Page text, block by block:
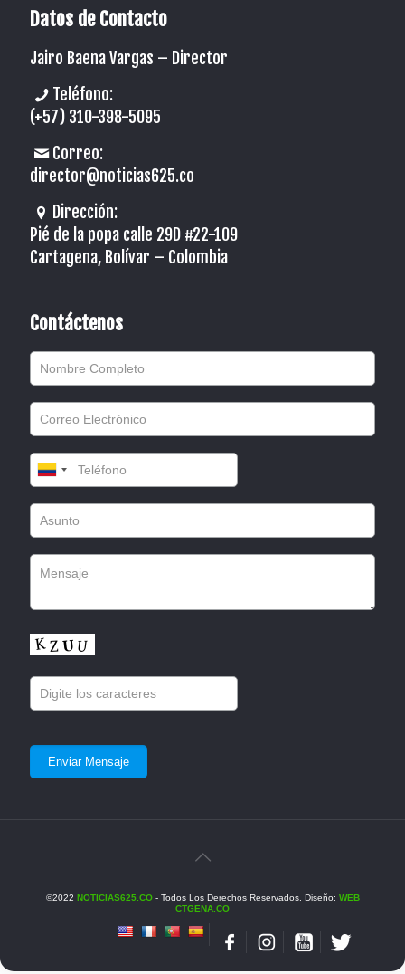
Datos de Contacto
Jairo Baena Vargas – Director
Teléfono:
(+57) 310-398-5095
Correo:
director@noticias625.co
Dirección:
Pié de la popa calle 29D #22-109
Cartagena, Bolívar – Colombia
Contáctenos
©2022 NOTICIAS625.CO- Todos Los Derechos Reservados. Diseño: WEB
CTGENA.CO